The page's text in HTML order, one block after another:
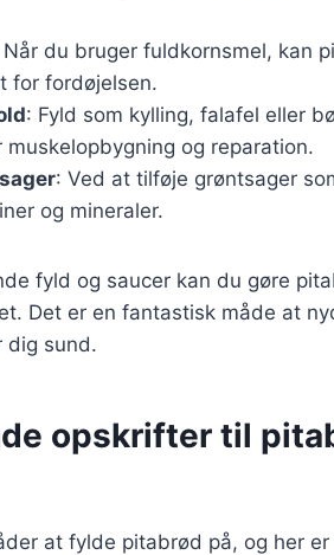
Når du bruger fuldkornsmel, kan
for fordøjelsen.
: Fyld som kylling, falafel eller
muskelopbygning og reparation.
: Ved at tilføje grøntsager
og mineraler.
fyld og saucer kan du gøre
Det er en fantastisk måde at
dig sund.
opskrifter til
at fylde pitabrød på, og her